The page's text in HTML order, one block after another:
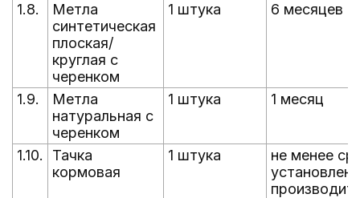
1.8.
Метла
синтетическая
плоская/
круглая с
черенком
1 штука 6 месяцев
1.9.
Метла
натуральная с
черенком
1 штука 1 месяц
1.10.
Тачка
кормовая
1 штука
не менее